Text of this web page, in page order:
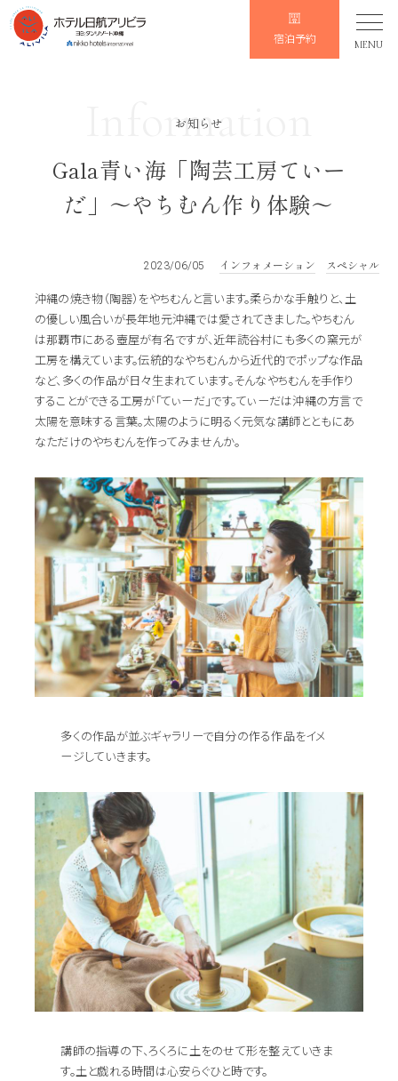
宿泊予約 MENU
Information
お知らせ
Gala青い海「陶芸工房ていー
だ」～やちむん作り体験～
2023/06/05 インフォメーション スペシャル
沖縄の焼き物（陶器）をやちむんと言います。柔らかな手触りと、土
の優しい風合いが長年地元沖縄では愛されてきました。やちむん
は那覇市にある壺屋が有名ですが、近年読谷村にも多くの窯元が
工房を構えています。伝統的なやちむんから近代的でポップな作品
など、多くの作品が日々生まれています。そんなやちむんを手作り
することができる工房が「てぃーだ」です。てぃーだは沖縄の方言で
太陽を意味する言葉。太陽のように明るく元気な講師とともにあ
なただけのやちむんを作ってみませんか。
多くの作品が並ぶギャラリーで自分の作る作品をイメ
ージしていきます。
講師の指導の下、ろくろに土をのせて形を整えていきま
す。土と戯れる時間は心安らぐひと時です。